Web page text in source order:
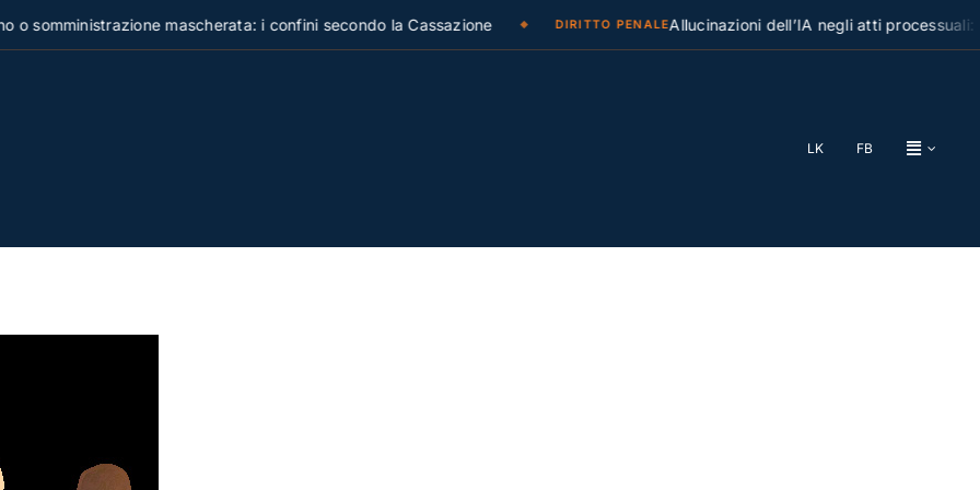
mascherata: i confini secondo la Cassazione DIRITTO PENALEAllucinazioni dell’IA negli atti processuali: la
LK FB